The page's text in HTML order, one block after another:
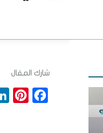
شارك المقال
F
Pi